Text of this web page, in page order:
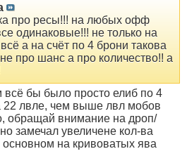
про ресы!!! на любых офф
одинаковые!!! не только на
а на счёт по 4 брони такова
про шанс а про количество!! а
бы было просто елиб по 4
22 лвле, чем выше лвл мобов
обращай внимание на дроп/
замечал увеличене кол-ва
на кривоватых ява